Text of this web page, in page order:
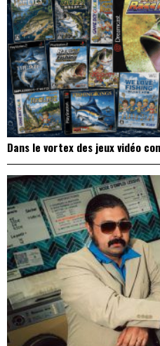
Dans le vortex des jeux vidéo